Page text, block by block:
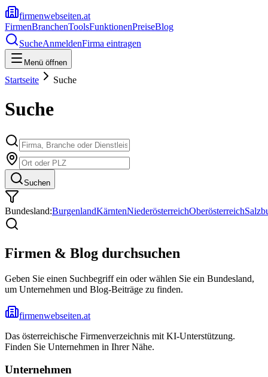
firmenwebseiten.at
FirmenBranchenToolsFunktionenPreiseBlog
SucheAnmeldenFirma eintragen
Menü öffnen
Startseite Suche
Suche
Suchen
Bundesland:BurgenlandKärntenNiederösterreichOberösterreich
Firmen & Blog durchsuchen
Geben Sie einen Suchbegriff ein oder wählen Sie ein Bundesland,
um Unternehmen und Blog-Beiträge zu finden.
firmenwebseiten.at
Das österreichische Firmenverzeichnis mit KI-Unterstützung.
Finden Sie Unternehmen in Ihrer Nähe.
Unternehmen